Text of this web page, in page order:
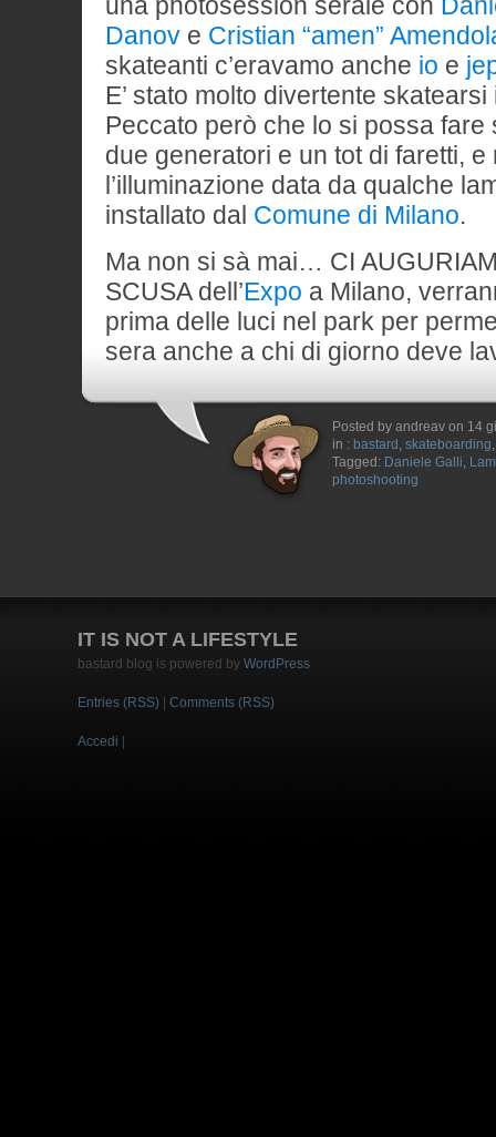
Danov e Cristian “amen”
skateanti c’eravamo anche io e
E’ stato molto divertente
Peccato però che lo si possa fare
due generatori e un tot di faretti, e
l’illuminazione data da qualche
installato dal Comune di Milano.
Ma non si sà mai… CI
SCUSA dell’Expo a Milano,
prima delle luci nel park per
sera anche a chi di giorno deve
Posted by andreav on 14
in : bastard , skateboarding
Tagged: Daniele Galli,
photoshooting
IT IS NOT A LIFESTYLE
bastard blog is powered by WordPress
Entries (RSS) Comments (RSS)
Accedi